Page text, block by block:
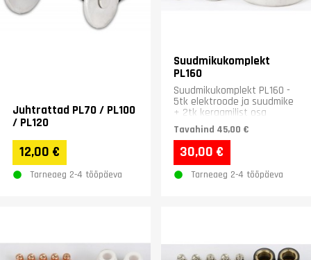
Juhtrattad PL70 / PL100
/ PL120
12,00 €
Tarneaeg 2-4 tööpäeva
Suudmikukomplekt
PL160
Suudmikukomplekt PL160 -
5tk elektroode ja suudmike
+ 2tk keraamilist osa
Tavahind 45,00 €
30,00 €
Tarneaeg 2-4 tööpäeva